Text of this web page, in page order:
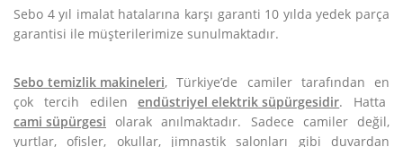
Sebo 4 yıl imalat hatalarına karşı garanti 10 yılda yedek parça
garantisi ile müşterilerimize sunulmaktadır.
Sebo temizlik makineleri, Türkiye’de camiler tarafından en
çok tercih edilenendüstriyel elektrik süpürgesidir. Hatta
cami süpürgesi olarak anılmaktadır. Sadece camiler değil,
yurtlar, ofisler, okullar, jimnastik salonları gibi duvardan